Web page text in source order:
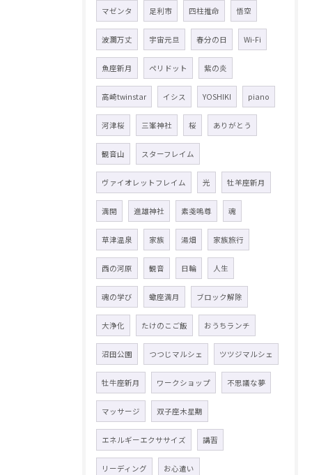
マゼンタ 足利市 四柱推命 悟空
波瀾万丈 宇宙元旦 春分の日 Wi-Fi
魚座新月 ペリドット 紫の炎
高崎twinstar イシス YOSHIKI piano
河津桜 三峯神社 桜 ありがとう
観音山 スターフレイム
ヴァイオレットフレイム 光 牡羊座新月
満開 進雄神社 素戔嗚尊 魂
草津温泉 家族 湯畑 家族旅行
西の河原 観音 日輪 人生
魂の学び 蠍座満月 ブロック解除
大浄化 たけのこご飯 おうちランチ
沼田公園 つつじマルシェ ツツジマルシェ
牡牛座新月 ワークショップ 不思議な夢
マッサージ 双子座木星期
エネルギーエクササイズ 講習
リーディング お心遣い